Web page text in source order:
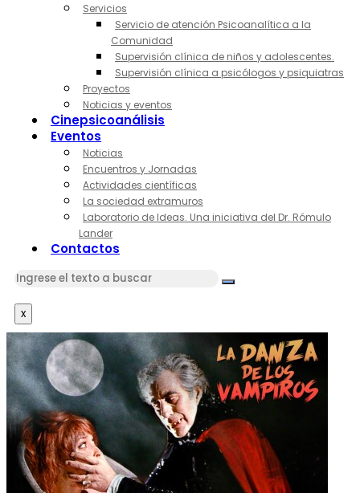
Servicios
Servicio de atención Psicoanalítica a la
Comunidad
Supervisión clínica de niños y adolescentes.
Supervisión clínica a psicólogos y psiquiatras
Proyectos
Noticias y eventos
Cinepsicoanálisis
Eventos
Noticias
Encuentros y Jornadas
Actividades científicas
La sociedad extramuros
Laboratorio de Ideas. Una iniciativa del Dr. Rómulo
Lander
Contactos
x